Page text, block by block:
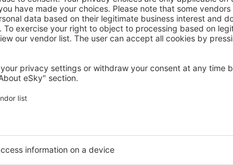
Hotel Landhaus Müllenborn
Gerolstein, 07 august 2026, 2 nopți
ZENDSCHEID